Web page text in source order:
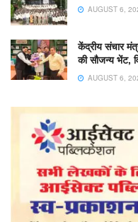
AUGUST 6,
केंद्रीय संचार
की सौजन्य भेंट,
AUGUST 6,